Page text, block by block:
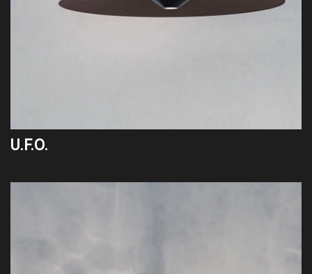
U.F.O.